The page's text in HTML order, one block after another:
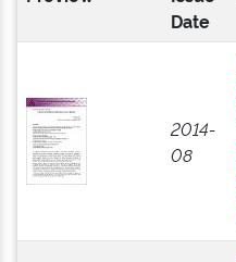
Date
2014-
08